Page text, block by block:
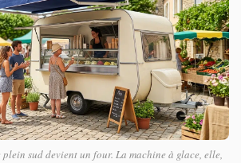
plein sud devient un four. La machine à glace, elle,